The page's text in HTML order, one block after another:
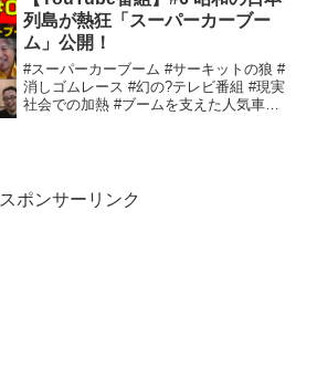
列島が熱狂「スーパーカーブー
ム」公開！
#スーパーカーブーム #サーキットの狼 #
消しゴムレース #幻の?テレビ番組 #現実
社会での加熱 #ブームを支えた人気車た
スポンサーリンク